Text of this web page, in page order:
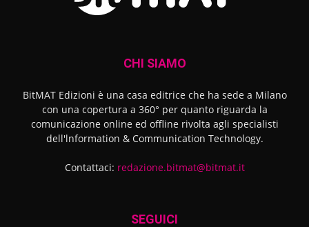
CHI SIAMO
BitMAT Edizioni è una casa editrice che ha sede a Milano
con una copertura a 360° per quanto riguarda la
comunicazione online ed offline rivolta agli specialisti
dell'lnformation & Communication Technology.
Contattaci: redazione.bitmat@bitmat.it
SEGUICI